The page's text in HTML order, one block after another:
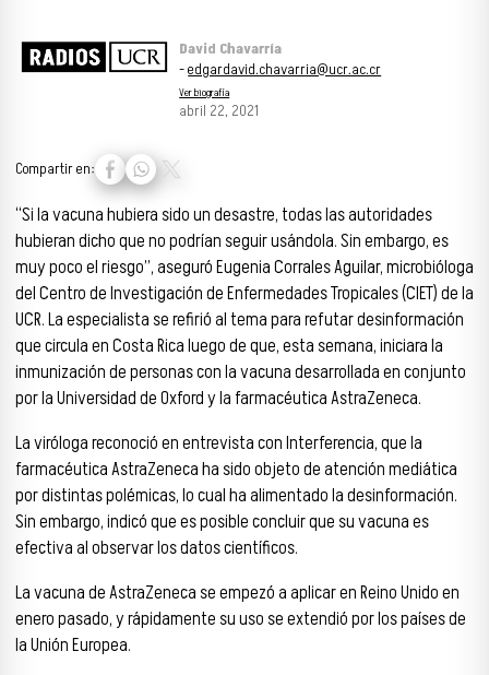
David Chavarría
-edgardavid.chavarria@ucr.ac.cr
Ver biografía
abril 22, 2021
Compartir en:
“Si la vacuna hubiera sido un desastre, todas las autoridades
hubieran dicho que no podrían seguir usándola. Sin embargo, es
muy poco el riesgo”, aseguró Eugenia Corrales Aguilar, microbióloga
del Centro de Investigación de Enfermedades Tropicales (CIET) de la
UCR. La especialista se refirió al tema para refutar desinformación
que circula en Costa Rica luego de que, esta semana, iniciara la
inmunización de personas con la vacuna desarrollada en conjunto
por la Universidad de Oxford y la farmacéutica AstraZeneca.
La viróloga reconoció en entrevista con Interferencia, que la
farmacéutica AstraZeneca ha sido objeto de atención mediática
por distintas polémicas, lo cual ha alimentado la desinformación.
Sin embargo, indicó que es posible concluir que su vacuna es
efectiva al observar los datos científicos.
La vacuna de AstraZeneca se empezó a aplicar en Reino Unido en
enero pasado, y rápidamente su uso se extendió por los países de
la Unión Europea.